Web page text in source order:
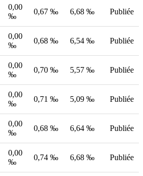
0,00
‰
0,67 ‰ 6,68 ‰ Publiée
0,00
‰
0,68 ‰ 6,54 ‰ Publiée
0,00
‰
0,70 ‰ 5,57 ‰ Publiée
0,00
‰
0,71 ‰ 5,09 ‰ Publiée
0,00
‰
0,68 ‰ 6,64 ‰ Publiée
0,00
‰
0,74 ‰ 6,68 ‰ Publiée